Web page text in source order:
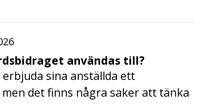
användas till?
sina anställda ett
det finns några saker att tänka